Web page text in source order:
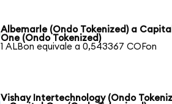
Albemarle (Ondo Tokenized) a Capital
One (Ondo Tokenized)
1 ALBon equivale a 0,543367 COFon
Vishay Intertechnology (Ondo